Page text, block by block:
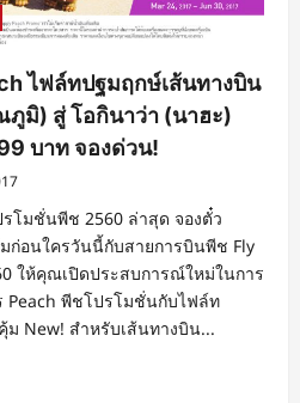
ไฟล์ทปฐมฤกษ์เส้นทางบิน
ภูมิ) สู่ โอกินาว่า (นาฮะ)
บาท จองด่วน!
โมชั่นพีช 2560 ล่าสุด จองตั๋ว
ก่อนใครวันนี้กับสายการบินพีช Fly
ให้คุณเปิดประสบการณ์ใหม่ในการ
Peach พีชโปรโมชั่นกับไฟล์ท
New! สำหรับเส้นทางบิน...